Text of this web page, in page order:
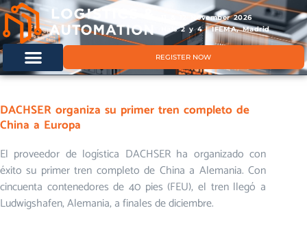
11 & 12 November 2026
Hals 2 y 4 | IFEMA, Madrid
REGISTER NOW
DACHSER organiza su primer tren completo de
China a Europa
El proveedor de logística DACHSER ha organizado con
éxito su primer tren completo de China a Alemania. Con
cincuenta contenedores de 40 pies (FEU), el tren llegó a
Ludwigshafen, Alemania, a finales de diciembre.